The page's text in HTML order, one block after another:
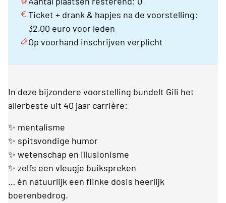
Ticket + drank & hapjes na de voorstelling:
32,00 euro voor leden
Op voorhand inschrijven verplicht
In deze bijzondere voorstelling bundelt Gili het
allerbeste uit 40 jaar carrière:
✨ mentalisme
✨ spitsvondige humor
✨ wetenschap en illusionisme
✨ zelfs een vleugje buikspreken
… én natuurlijk een flinke dosis heerlijk
boerenbedrog.